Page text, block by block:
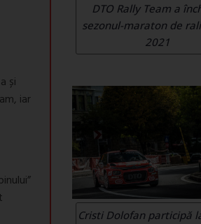
și
iar
DTO Rally Team a
sezonul-maraton de
2021
Cristi Dolofan participă